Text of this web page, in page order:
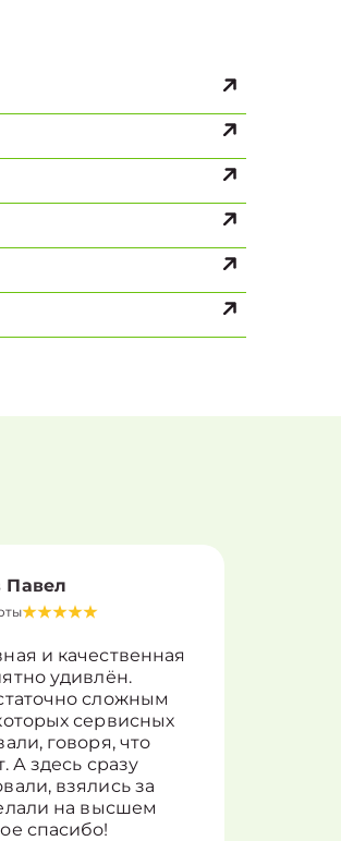
Павел
и качественная
удивлён.
сложным
сервисных
говоря, что
А здесь сразу
взялись за
на высшем
спасибо!